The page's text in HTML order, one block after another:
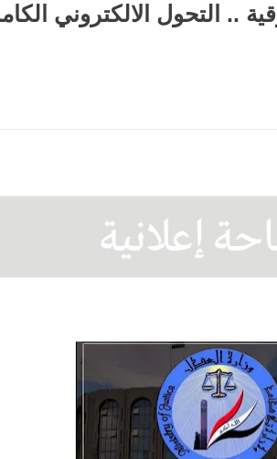
.. التحول الالكتروني